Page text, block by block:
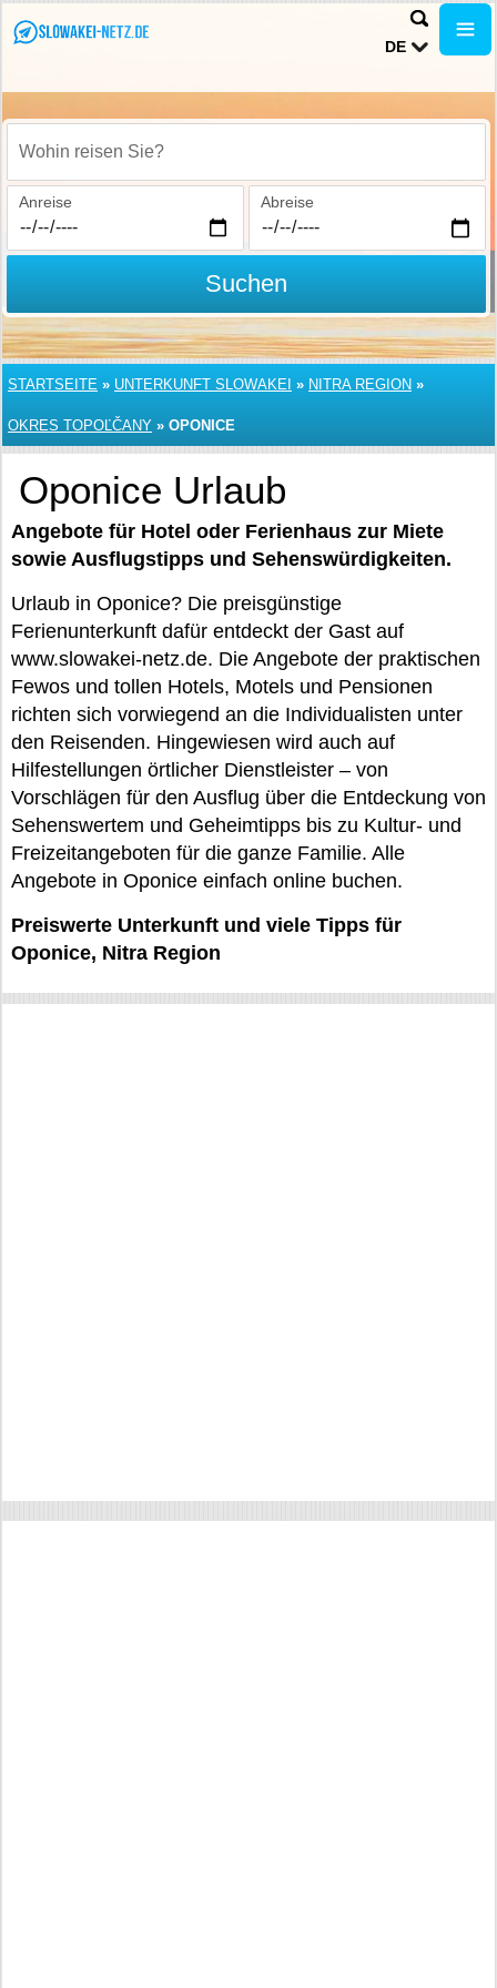
DE
Wohin reisen Sie?
Anreise Abreise
Suchen
STARTSEITE » UNTERKUNFT SLOWAKEI » NITRA REGION »
OKRES TOPOĽČANY » OPONICE
Oponice Urlaub
Angebote für Hotel oder Ferienhaus zur Miete
sowie Ausflugstipps und Sehenswürdigkeiten.
Urlaub in Oponice? Die preisgünstige
Ferienunterkunft dafür entdeckt der Gast auf
www.slowakei-netz.de. Die Angebote der praktischen
Fewos und tollen Hotels, Motels und Pensionen
richten sich vorwiegend an die Individualisten unter
den Reisenden. Hingewiesen wird auch auf
Hilfestellungen örtlicher Dienstleister – von
Vorschlägen für den Ausflug über die Entdeckung von
Sehenswertem und Geheimtipps bis zu Kultur- und
Freizeitangeboten für die ganze Familie. Alle
Angebote in Oponice einfach online buchen.
Preiswerte Unterkunft und viele Tipps für
Oponice, Nitra Region